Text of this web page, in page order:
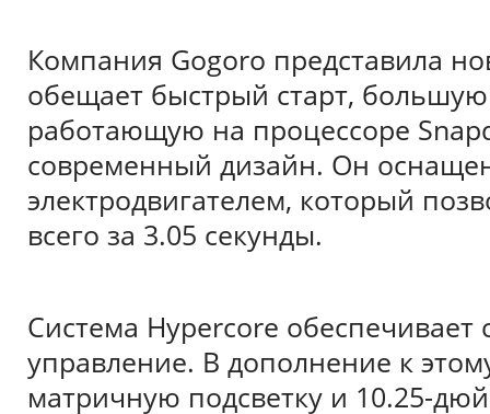
Компания Gogoro представила
обещает быстрый старт,
работающую на процессоре
современный дизайн. Он
электродвигателем, который
всего за 3.05 секунды.
Система Hypercore
управление. В дополнение к
матричную подсветку и 10.25-